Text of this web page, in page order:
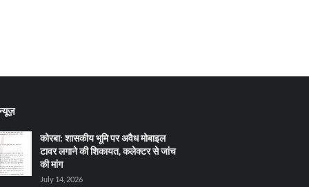
कोरबा: शासकीय भूमि पर अवैध मोबाइल
टावर लगाने की शिकायत, कलेक्टर से जांच
की मांग
July 14, 2026